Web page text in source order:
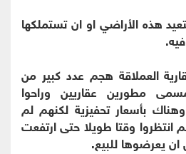
هذه الأراضي او ان تستملكها
العملاقة هجم عدد كبير من
مطورين عقاريين وراحوا
بأسعار تحفيزية لكنهم لم
انتظروا وقتا طويلا حتى ارتفعت
يعرضوها للبيع.